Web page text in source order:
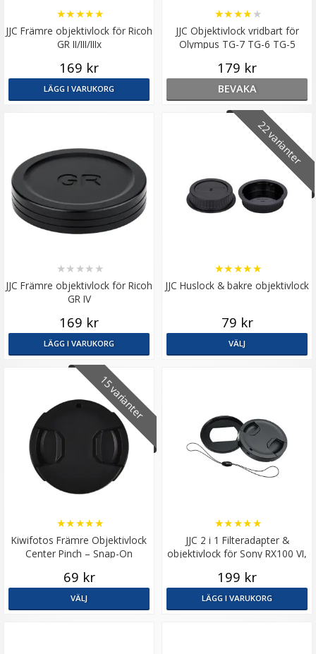
JJC Främre objektivlock för Ricoh
GR II/III/IIIx
★★★★★
169 kr
LÄGG I VARUKORG
JJC Objektivlock vridbart för
Olympus TG-7 TG-6 TG-5
★★★★ ★
179 kr
BEVAKA
JJC Främre objektivlock för Ricoh
GR IV
★★ ★★ ★
169 kr
LÄGG I VARUKORG
22 varianter
JJC Huslock & bakre objektivlock
★★★★★
79 kr
VÄLJ
15 varianter
Kiwifotos Främre Objektivlock
Center Pinch – Snap-On
★★★★★
69 kr
VÄLJ
JJC 2 i 1 Filteradapter &
objektivlock för Sony RX100 VI,
★★★★★
199 kr
LÄGG I VARUKORG